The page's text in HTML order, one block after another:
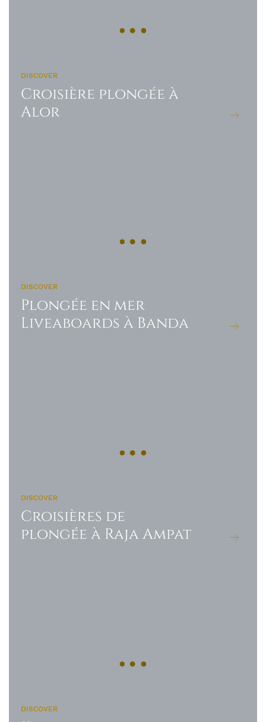
DISCOVER
Croisière plongée à
Alor
DISCOVER
Plongée en mer
Liveaboards à Banda
DISCOVER
Croisières de
plongée à Raja Ampat
DISCOVER